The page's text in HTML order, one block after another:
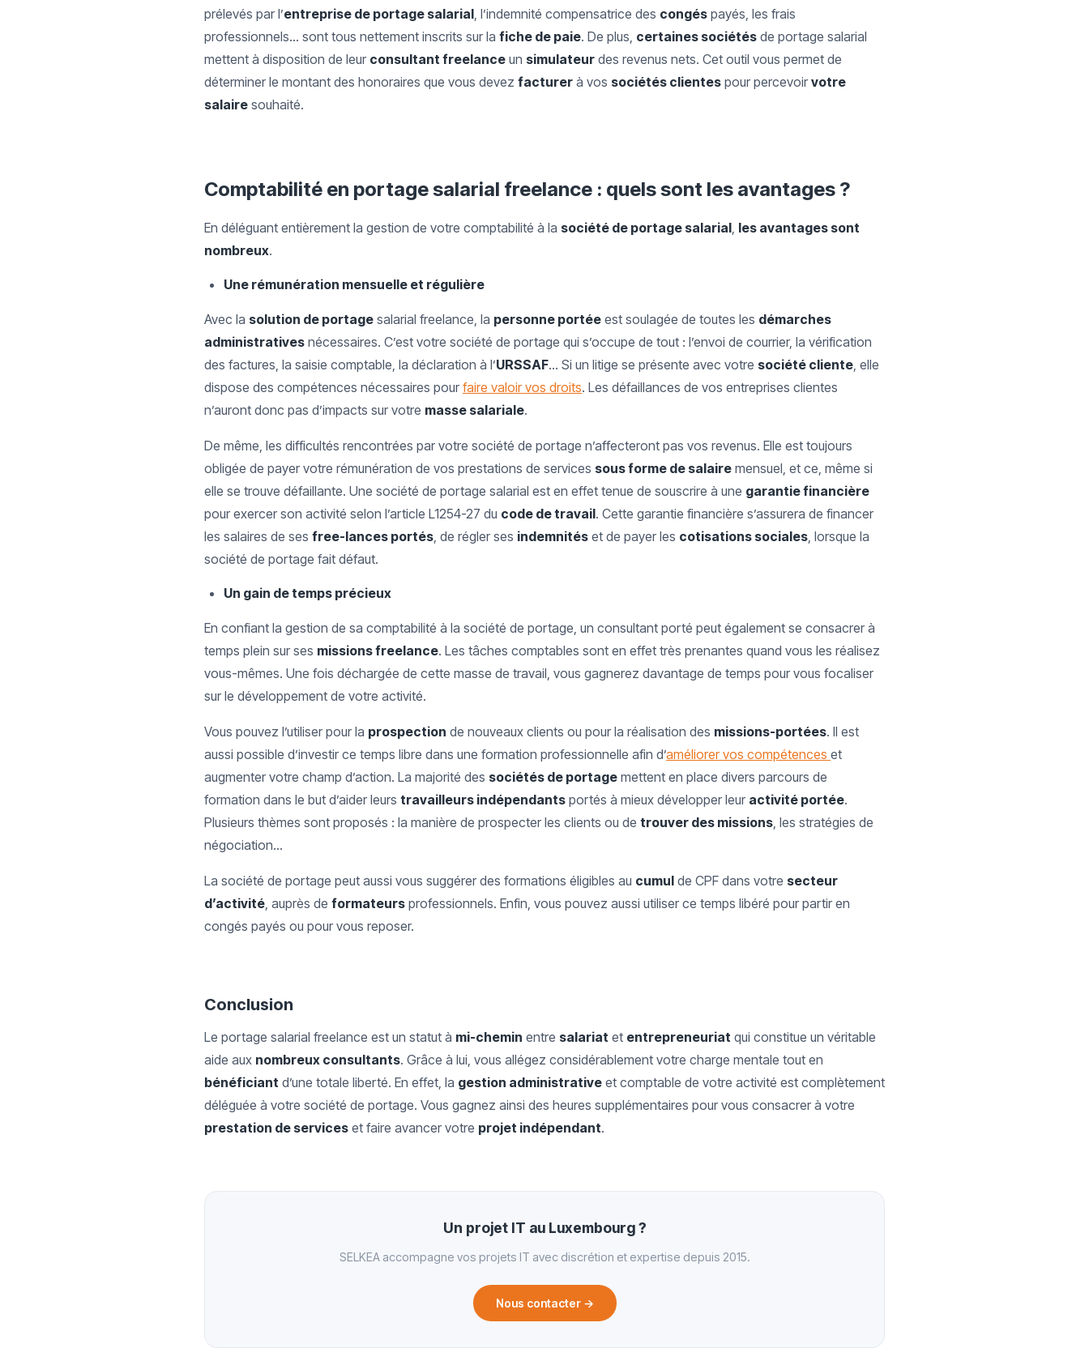
prélevés par l’entreprise de portage salarial, l’indemnité compensatrice des congés payés, les frais
professionnels… sont tous nettement inscrits sur la fiche de paie. De plus, certaines sociétés de portage salarial
mettent à disposition de leur consultant freelance un simulateur des revenus nets. Cet outil vous permet de
déterminer le montant des honoraires que vous devez facturer à vos sociétés clientes pour percevoir votre
salaire souhaité.
Comptabilité en portage salarial freelance : quels sont les avantages ?
En déléguant entièrement la gestion de votre comptabilité à la société de portage salarial, les avantages sont
nombreux.
Une rémunération mensuelle et régulière
Avec la solution de portage salarial freelance, la personne portée est soulagée de toutes les démarches
administratives nécessaires. C’est votre société de portage qui s’occupe de tout : l’envoi de courrier, la vérification
des factures, la saisie comptable, la déclaration à l’URSSAF… Si un litige se présente avec votre société cliente, elle
dispose des compétences nécessaires pour faire valoir vos droits. Les défaillances de vos entreprises clientes
n’auront donc pas d’impacts sur votre masse salariale.
De même, les difficultés rencontrées par votre société de portage n’affecteront pas vos revenus. Elle est toujours
obligée de payer votre rémunération de vos prestations de services sous forme de salaire mensuel, et ce, même si
elle se trouve défaillante. Une société de portage salarial est en effet tenue de souscrire à une garantie financière
pour exercer son activité selon l’article L1254-27 du code de travail. Cette garantie financière s’assurera de financer
les salaires de ses free-lances portés, de régler ses indemnités et de payer les cotisations sociales, lorsque la
société de portage fait défaut.
Un gain de temps précieux
En confiant la gestion de sa comptabilité à la société de portage, un consultant porté peut également se consacrer à
temps plein sur ses missions freelance. Les tâches comptables sont en effet très prenantes quand vous les réalisez
vous-mêmes. Une fois déchargée de cette masse de travail, vous gagnerez davantage de temps pour vous focaliser
sur le développement de votre activité.
Vous pouvez l’utiliser pour la prospection de nouveaux clients ou pour la réalisation des missions-portées. Il est
aussi possible d’investir ce temps libre dans une formation professionnelle afin d’améliorer vos compétences et
augmenter votre champ d’action. La majorité des sociétés de portage mettent en place divers parcours de
formation dans le but d’aider leurs travailleurs indépendants portés à mieux développer leur activité portée.
Plusieurs thèmes sont proposés : la manière de prospecter les clients ou de trouver des missions, les stratégies de
négociation…
La société de portage peut aussi vous suggérer des formations éligibles au cumul de CPF dans votre secteur
d’activité, auprès de formateurs professionnels. Enfin, vous pouvez aussi utiliser ce temps libéré pour partir en
congés payés ou pour vous reposer.
Conclusion
Le portage salarial freelance est un statut à mi-chemin entre salariat et entrepreneuriat qui constitue un véritable
aide aux nombreux consultants. Grâce à lui, vous allégez considérablement votre charge mentale tout en
bénéficiant d’une totale liberté. En effet, la gestion administrative et comptable de votre activité est complètement
déléguée à votre société de portage. Vous gagnez ainsi des heures supplémentaires pour vous consacrer à votre
prestation de services et faire avancer votre projet indépendant.
Un projet IT au Luxembourg ?
SELKEA accompagne vos projets IT avec discrétion et expertise depuis 2015.
Nous contacter→